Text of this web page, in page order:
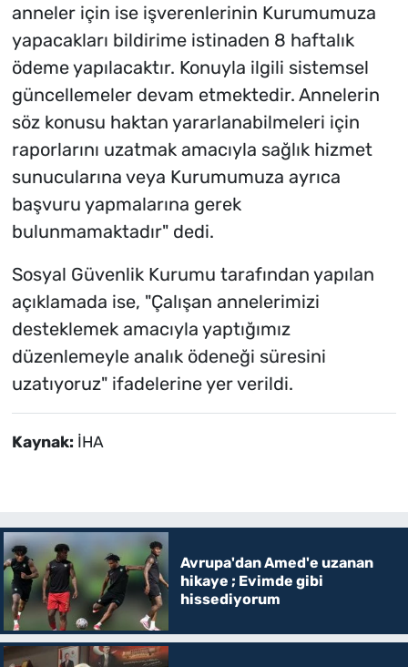
anneler için ise işverenlerinin Kurumumuza
yapacakları bildirime istinaden 8 haftalık
ödeme yapılacaktır. Konuyla ilgili sistemsel
güncellemeler devam etmektedir. Annelerin
söz konusu haktan yararlanabilmeleri için
raporlarını uzatmak amacıyla sağlık hizmet
sunucularına veya Kurumumuza ayrıca
başvuru yapmalarına gerek
bulunmamaktadır" dedi.
Sosyal Güvenlik Kurumu tarafından yapılan
açıklamada ise, "Çalışan annelerimizi
desteklemek amacıyla yaptığımız
düzenlemeyle analık ödeneği süresini
uzatıyoruz" ifadelerine yer verildi.
Kaynak: İHA
Avrupa'dan Amed'e uzanan
hikaye ; Evimde gibi
hissediyorum